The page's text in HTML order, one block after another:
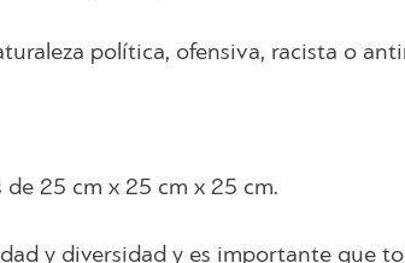
política, ofensiva, racista o
de 25 cm x 25 cm x 25 cm.
y diversidad y es importante que